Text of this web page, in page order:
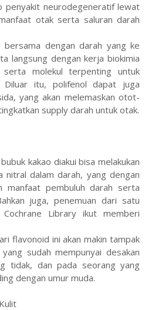
penyakit neurodegeneratif lewat
otak serta saluran darah
bersama dengan darah yang ke
langsung dengan kerja biokimia
serta molekul terpenting untuk
Diluar itu, polifenol dapat juga
yang akan melemaskan otot-
supply darah untuk otak.
kakao diakui bisa melakukan
nitral dalam darah, yang dengan
manfaat pembuluh darah serta
juga, penemuan dari satu
Library ikut memberi
flavonoid ini akan makin tampak
sudah mempunyai desakan
tidak, dan pada seorang yang
dengan umur muda.